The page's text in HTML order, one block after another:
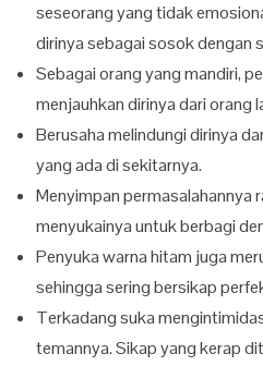
seseorang yang tidak
dirinya sebagai sosok dengan
Sebagai orang yang mandiri,
menjauhkan dirinya dari orang
Berusaha melindungi dirinya
yang ada di sekitarnya.
Menyimpan permasalahannya
menyukainya untuk berbagi
Penyuka warna hitam juga
sehingga sering bersikap
Terkadang suka
temannya. Sikap yang kerap